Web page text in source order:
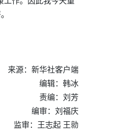
来源：新华社客户端
编辑：韩冰
责编：刘芳
编审：刘福庆
监审：王志起 王勍